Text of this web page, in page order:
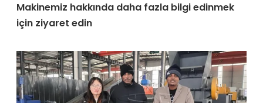
Makinemiz hakkında daha fazla bilgi edinmek
için ziyaret edin